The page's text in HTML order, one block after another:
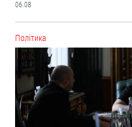
06.08
Політика